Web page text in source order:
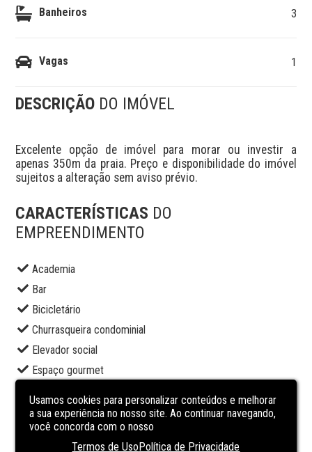
Banheiros 3
Vagas 1
DESCRIÇÃO DO IMÓVEL
Excelente opção de imóvel para morar ou investir a
apenas 350m da praia. Preço e disponibilidade do imóvel
sujeitos a alteração sem aviso prévio.
CARACTERÍSTICAS DO
EMPREENDIMENTO
Academia
Bar
Bicicletário
Churrasqueira condominial
Elevador social
Espaço gourmet
Piscina adulto
Playground
Usamos cookies para personalizar conteúdos e melhorar
a sua experiência no nosso site. Ao continuar navegando,
você concorda com o nosso
Termos de UsoPolítica de Privacidade